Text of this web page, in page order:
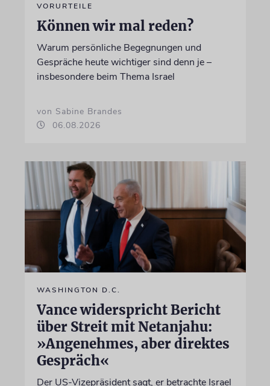
VORURTEILE
Können wir mal reden?
Warum persönliche Begegnungen und
Gespräche heute wichtiger sind denn je –
insbesondere beim Thema Israel
von Sabine Brandes
06.08.2026
WASHINGTON D.C.
Vance widerspricht Bericht
über Streit mit Netanjahu:
»Angenehmes, aber direktes
Gespräch«
Der US-Vizepräsident sagt, er betrachte Israel